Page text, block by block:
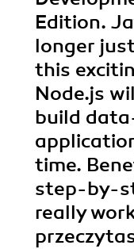
Edition.
longer
this
Node.js
build
time.
step-by-
really